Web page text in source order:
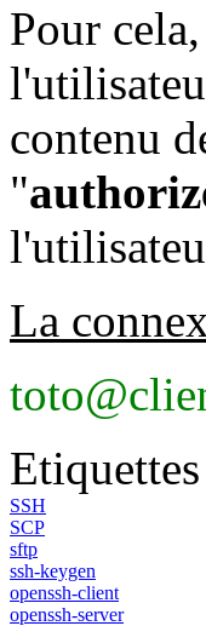
Pour
contenu
"
La
Etiquettes
SSH
SCP
sftp
ssh-keygen
openssh-client
openssh-server